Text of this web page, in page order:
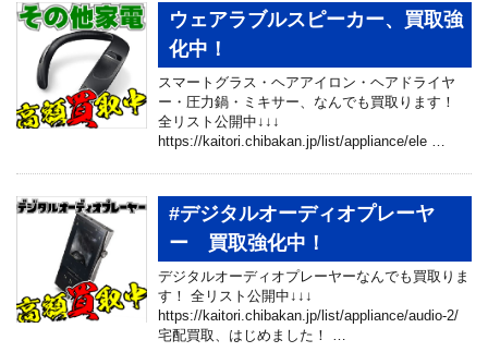
ウェアラブルスピーカー、買取強
化中！
スマートグラス・ヘアアイロン・ヘアドライヤ
ー・圧力鍋・ミキサー、なんでも買取ります！
全リスト公開中↓↓↓
https://kaitori.chibakan.jp/list/appliance/ele …
#デジタルオーディオプレーヤ
ー 買取強化中！
デジタルオーディオプレーヤーなんでも買取りま
す！ 全リスト公開中↓↓↓
https://kaitori.chibakan.jp/list/appliance/audio-2/
宅配買取、はじめました！ …